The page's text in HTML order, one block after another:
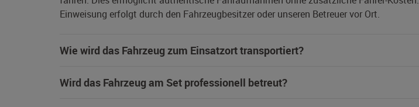
Einweisung erfolgt durch den Fahrzeugbesitzer oder unseren Betreuer vor Ort.
Wie wird das Fahrzeug zum Einsatzort transportiert?
Wird das Fahrzeug am Set professionell betreut?